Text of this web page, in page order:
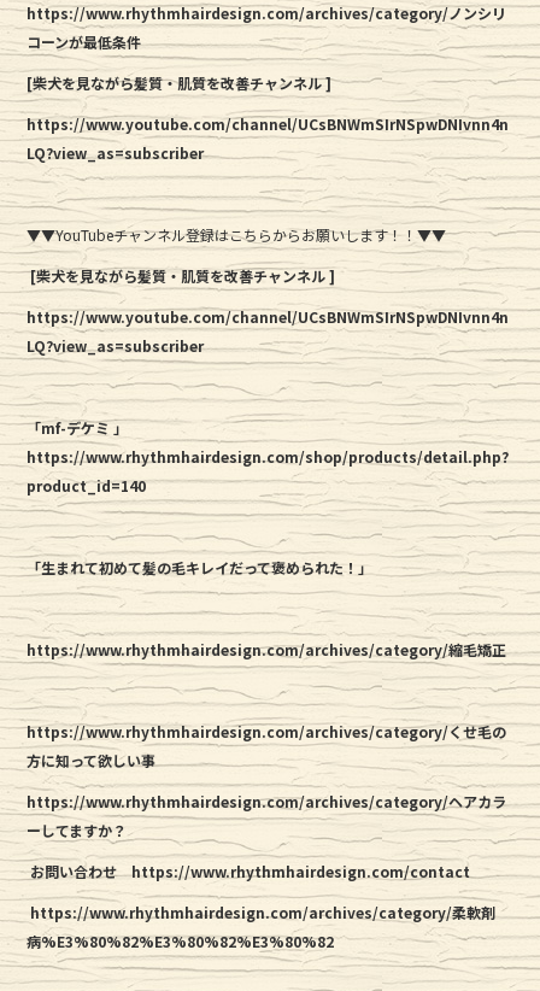
https://www.rhythmhairdesign.com/archives/category/ノンシリ
コーンが最低条件
[柴犬を見ながら髪質・肌質を改善チャンネル ]
https://www.youtube.com/channel/UCsBNWmSIrNSpwDNIvnn4n
LQ?view_as=subscriber
▼▼YouTubeチャンネル登録はこちらからお願いします！！▼▼
[柴犬を見ながら髪質・肌質を改善チャンネル ]
https://www.youtube.com/channel/UCsBNWmSIrNSpwDNIvnn4n
LQ?view_as=subscriber
「mf-デケミ 」
https://www.rhythmhairdesign.com/shop/products/detail.php?
product_id=140
「生まれて初めて髪の毛キレイだって褒められた！」
https://www.rhythmhairdesign.com/archives/category/縮毛矯正
https://www.rhythmhairdesign.com/archives/category/くせ毛の
方に知って欲しい事
https://www.rhythmhairdesign.com/archives/category/ヘアカラ
ーしてますか？
お問い合わせ https://www.rhythmhairdesign.com/contact
https://www.rhythmhairdesign.com/archives/category/柔軟剤
病%E3%80%82%E3%80%82%E3%80%82